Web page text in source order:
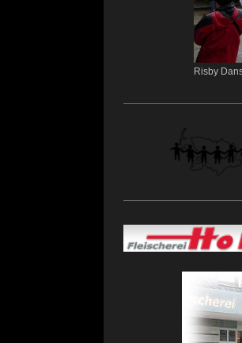
Risby